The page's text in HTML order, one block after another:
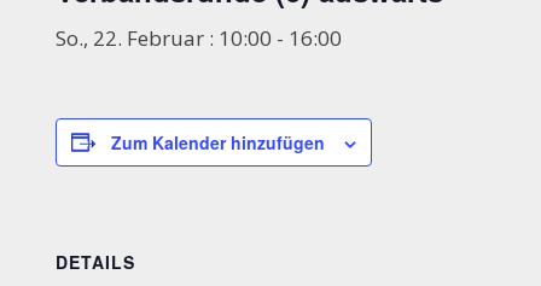
So., 22. Februar : 10:00 - 16:00
Zum Kalender hinzufügen
DETAILS